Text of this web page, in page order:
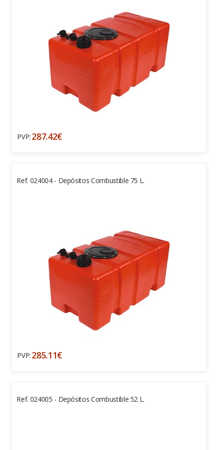
PVP: 287.42€
Ref. 024004 - Depósitos Combustible 75 L.
PVP: 285.11€
Ref. 024005 - Depósitos Combustible 52 L.